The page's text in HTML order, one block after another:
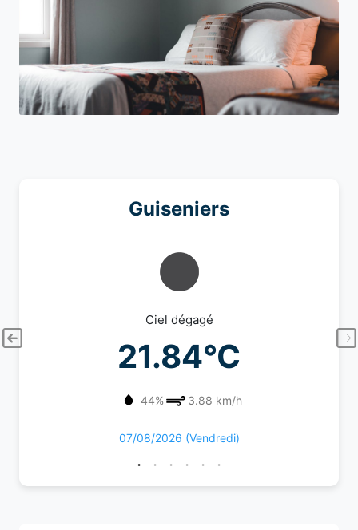
Guiseniers
Ciel dégagé
21.84°C
44% 3.88 km/h
07/08/2026 (Vendredi)